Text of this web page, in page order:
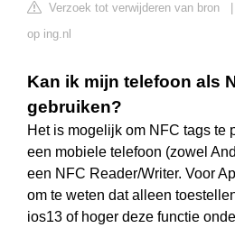
Verzoek tot verwijderen van bron
op ing.nl
Kan ik mijn telefoon als
gebruiken?
Het is mogelijk om NFC tags te
een mobiele telefoon (zowel
een NFC Reader/Writer. Voor
om te weten dat alleen
ios13 of hoger deze functie